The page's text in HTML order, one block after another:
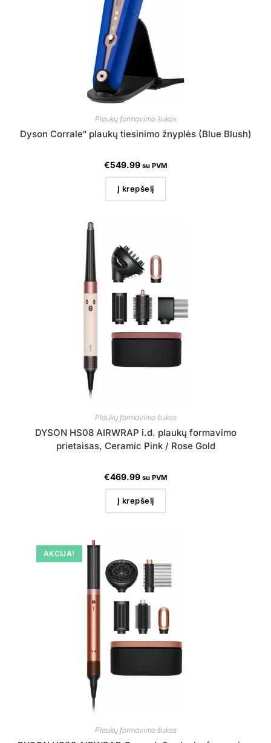
Plaukų formavimo šukos
Dyson Corrale“ plaukų tiesinimo žnyplės (Blue Blush)
€549.99 su PVM
Į krepšelį
Plaukų formavimo šukos
DYSON HS08 AIRWRAP i.d. plaukų formavimo
prietaisas, Ceramic Pink / Rose Gold
€469.99 su PVM
Į krepšelį
AKCIJA!
Plaukų formavimo šukos